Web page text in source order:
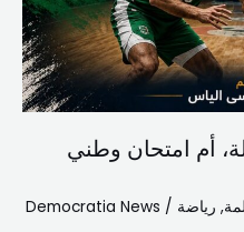
أم امتحان وطني
, رياضة /
Democratia News